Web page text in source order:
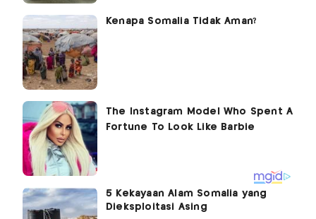
Kenapa Somalia Tidak Aman?
5 Kekayaan Alam Somalia yang
Dieksploitasi Asing